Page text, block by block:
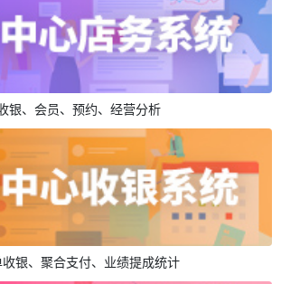
银、会员、预约、经营分析
银、聚合支付、业绩提成统计